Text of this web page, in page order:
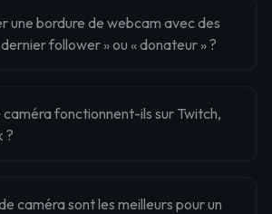
une bordure de webcam avec des
follower » ou « donateur » ?
fonctionnent-ils sur Twitch,
?
caméra sont les meilleurs pour un